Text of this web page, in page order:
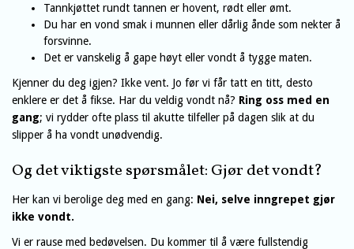
Tannkjøttet rundt tannen er hovent, rødt eller ømt.
Du har en vond smak i munnen eller dårlig ånde som nekter å
forsvinne.
Det er vanskelig å gape høyt eller vondt å tygge maten.
Kjenner du deg igjen? Ikke vent. Jo før vi får tatt en titt, desto
enklere er det å fikse. Har du veldig vondt nå? Ring oss med en
gang; vi rydder ofte plass til akutte tilfeller på dagen slik at du
slipper å ha vondt unødvendig.
Og det viktigste spørsmålet: Gjør det vondt?
Her kan vi berolige deg med en gang: Nei, selve inngrepet gjør
ikke vondt.
Vi er rause med bedøvelsen. Du kommer til å være fullstendig